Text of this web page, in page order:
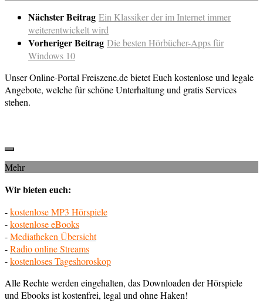
Nächster Beitrag Ein Klassiker der im Internet immer
weiterentwickelt wird
Vorheriger Beitrag Die besten Hörbücher-Apps für
Windows 10
Unser Online-Portal Freiszene.de bietet Euch kostenlose und legale
Angebote, welche für schöne Unterhaltung und gratis Services
stehen.
Mehr
Wir bieten euch:
-kostenlose MP3 Hörspiele
-kostenlose eBooks
-Mediatheken Übersicht
-Radio online Streams
-kostenloses Tageshoroskop
Alle Rechte werden eingehalten, das Downloaden der Hörspiele
und Ebooks ist kostenfrei, legal und ohne Haken!